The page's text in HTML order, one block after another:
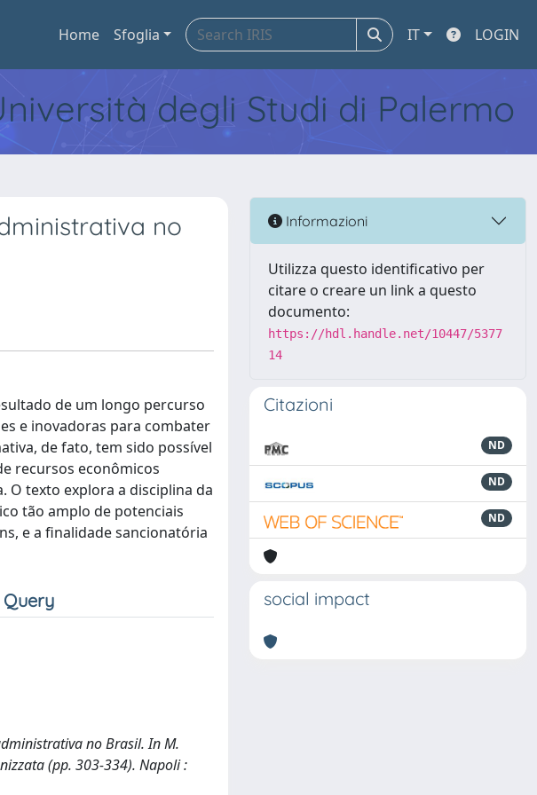
Home Sfoglia IT LOGIN
degli Studi di Palermo
no
de um longo percurso
e inovadoras para combater
de fato, tem sido possível
recursos econômicos
texto explora a disciplina da
tão amplo de potenciais
e a finalidade sancionatória
no Brasil. In M.
(pp. 303-334). Napoli :
Informazioni
Utilizza questo identificativo per
citare o creare un link a questo
documento:
https://hdl.handle.net/10447/5377
14
Citazioni
ND
ND
ND
social impact